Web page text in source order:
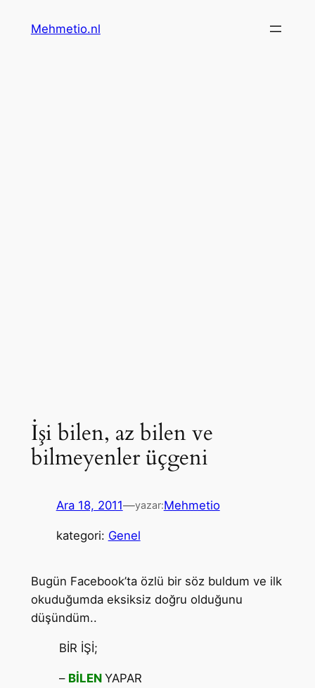
Mehmetio.nl
İşi bilen, az bilen ve
bilmeyenler üçgeni
Ara 18, 2011—yazar:Mehmetio
kategori: Genel
Bugün Facebook’ta özlü bir söz buldum ve ilk
okuduğumda eksiksiz doğru olduğunu
düşündüm..
BİR İŞİ;
– BİLEN YAPAR